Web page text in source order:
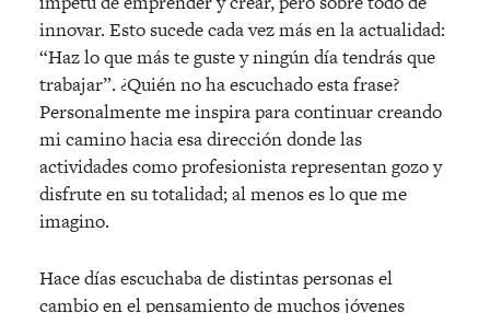
innovar. Esto sucede cada vez más en la actualidad:
“Haz lo que más te guste y ningún día tendrás que
trabajar”. ¿Quién no ha escuchado esta frase?
Personalmente me inspira para continuar creando
mi camino hacia esa dirección donde las
actividades como profesionista representan gozo y
disfrute en su totalidad; al menos es lo que me
imagino.
Hace días escuchaba de distintas personas el
cambio en el pensamiento de muchos jóvenes